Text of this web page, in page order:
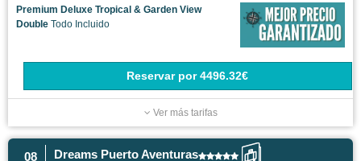
Premium Deluxe Tropical & Garden View
Double Todo Incluido
Reservar por 4496.32€
Ver más tarifas
08 Dreams Puerto Aventuras